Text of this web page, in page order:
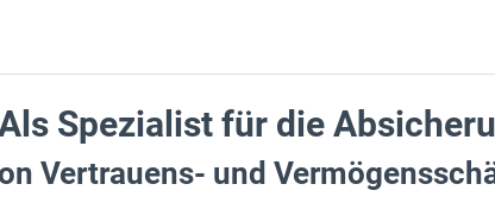
Spezialist für die
Vertrauens- und